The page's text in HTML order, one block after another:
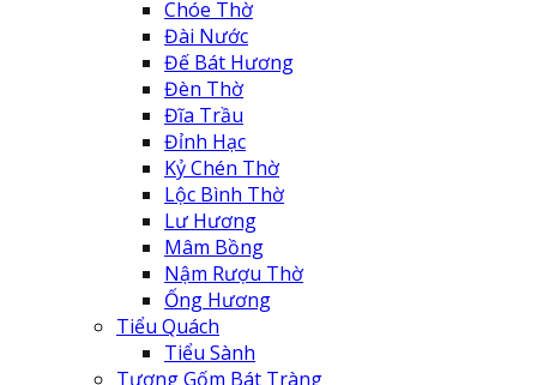
Chóe Thờ
Đài Nước
Đế Bát Hương
Đèn Thờ
Đĩa Trầu
Đỉnh Hạc
Kỷ Chén Thờ
Lộc Bình Thờ
Lư Hương
Mâm Bồng
Nậm Rượu Thờ
Ống Hương
Tiểu Quách
Tiểu Sành
Tượng Gốm Bát Tràng